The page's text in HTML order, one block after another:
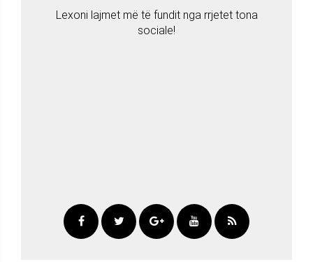
Lexoni lajmet më të fundit nga rrjetet tona
sociale!